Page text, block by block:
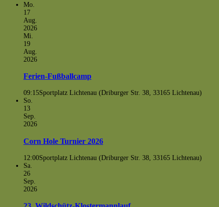
Mo.
17
Aug.
2026
Mi.
19
Aug.
2026
Ferien-Fußballcamp
09:15Sportplatz Lichtenau (Driburger Str. 38, 33165 Lichtenau)
So.
13
Sep.
2026
Corn Hole Turnier 2026
12:00Sportplatz Lichtenau (Driburger Str. 38, 33165 Lichtenau)
Sa.
26
Sep.
2026